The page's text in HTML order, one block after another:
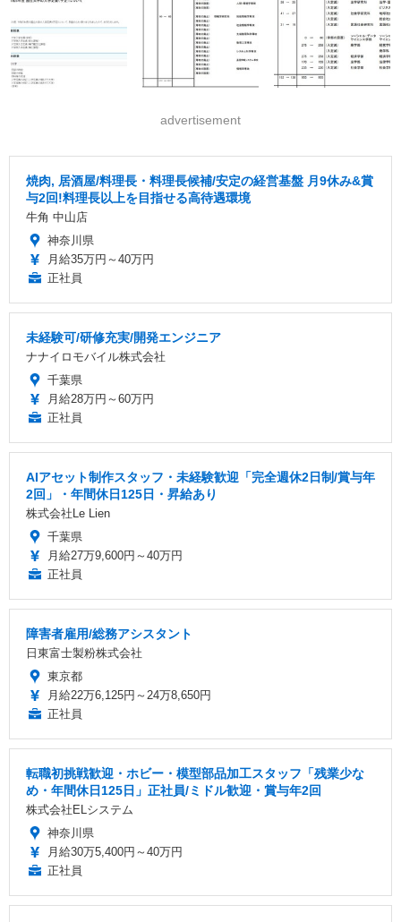
advertisement
焼肉, 居酒屋/料理長・料理長候補/安定の経営基盤 月9休み&賞
与2回!料理長以上を目指せる高待遇環境
牛角 中山店
神奈川県
月給35万円～40万円
正社員
未経験可/研修充実/開発エンジニア
ナナイロモバイル株式会社
千葉県
月給28万円～60万円
正社員
AIアセット制作スタッフ・未経験歓迎「完全週休2日制/賞与年
2回」・年間休日125日・昇給あり
株式会社Le Lien
千葉県
月給27万9,600円～40万円
正社員
障害者雇用/総務アシスタント
日東富士製粉株式会社
東京都
月給22万6,125円～24万8,650円
正社員
転職初挑戦歓迎・ホビー・模型部品加工スタッフ「残業少な
め・年間休日125日」正社員/ミドル歓迎・賞与年2回
株式会社ELシステム
神奈川県
月給30万5,400円～40万円
正社員